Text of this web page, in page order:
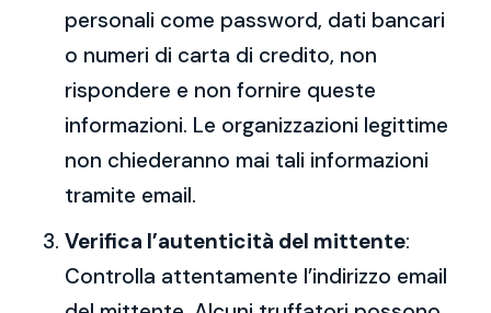
personali come password, dati bancari
o numeri di carta di credito, non
rispondere e non fornire queste
informazioni. Le organizzazioni legittime
non chiederanno mai tali informazioni
tramite email.
Verifica l’autenticità del mittente:
Controlla attentamente l’indirizzo email